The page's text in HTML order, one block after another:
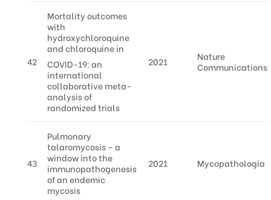
42
Mortality outcomes
with
hydroxychloroquine
and chloroquine in
COVID-19: an
international
collaborative meta-
analysis of
randomized trials
2021
Nature
Communications
43
Pulmonary
talaromycosis – a
window into the
immunopathogenesis
of an endemic
mycosis
2021 Mycopathologia